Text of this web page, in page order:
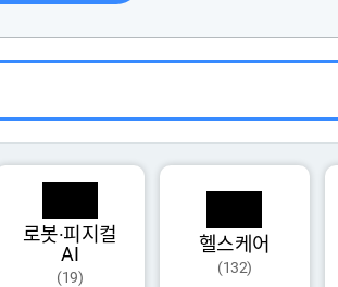
로봇·피지컬
AI
(19)
헬스케어
(132)